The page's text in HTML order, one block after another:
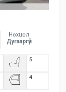
Нөхцөл
Дугааргүй
5
4